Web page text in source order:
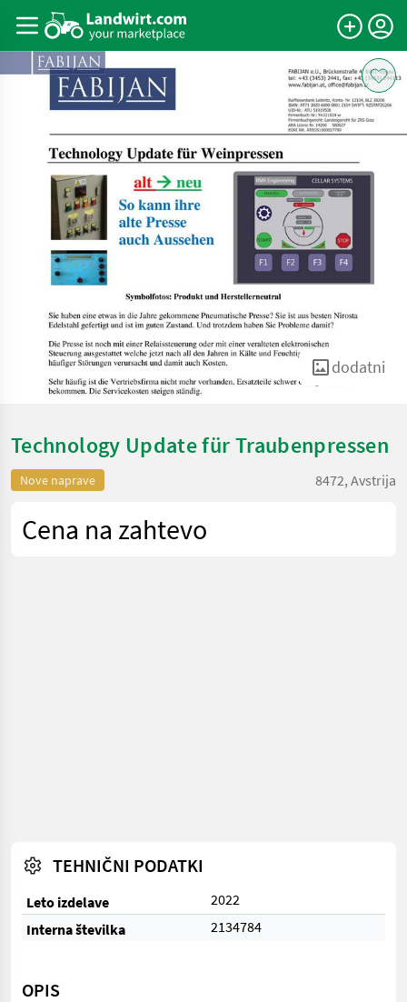
dodatni
Technology Update für Traubenpressen
Nove naprave 8472, Avstrija
Cena na zahtevo
TEHNIČNI PODATKI
Leto izdelave
2022
Interna številka
2134784
OPIS